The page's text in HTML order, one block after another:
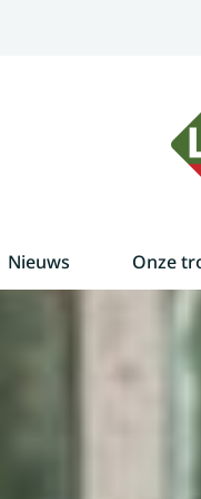
Nieuws Onze